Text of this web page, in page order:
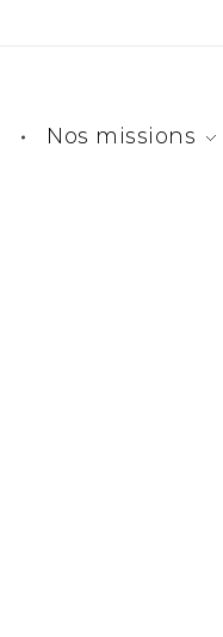
Nos missions